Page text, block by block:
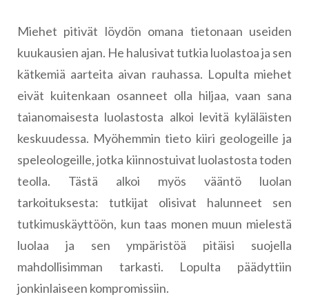
Miehet pitivät löydön omana tietonaan useiden
kuukausien ajan. He halusivat tutkia luolastoa ja sen
kätkemiä aarteita aivan rauhassa. Lopulta miehet
eivät kuitenkaan osanneet olla hiljaa, vaan sana
taianomaisesta luolastosta alkoi levitä kyläläisten
keskuudessa. Myöhemmin tieto kiiri geologeille ja
speleologeille, jotka kiinnostuivat luolastosta toden
teolla. Tästä alkoi myös vääntö luolan
tarkoituksesta: tutkijat olisivat halunneet sen
tutkimuskäyttöön, kun taas monen muun mielestä
luolaa ja sen ympäristöä pitäisi suojella
mahdollisimman tarkasti. Lopulta päädyttiin
jonkinlaiseen kompromissiin.